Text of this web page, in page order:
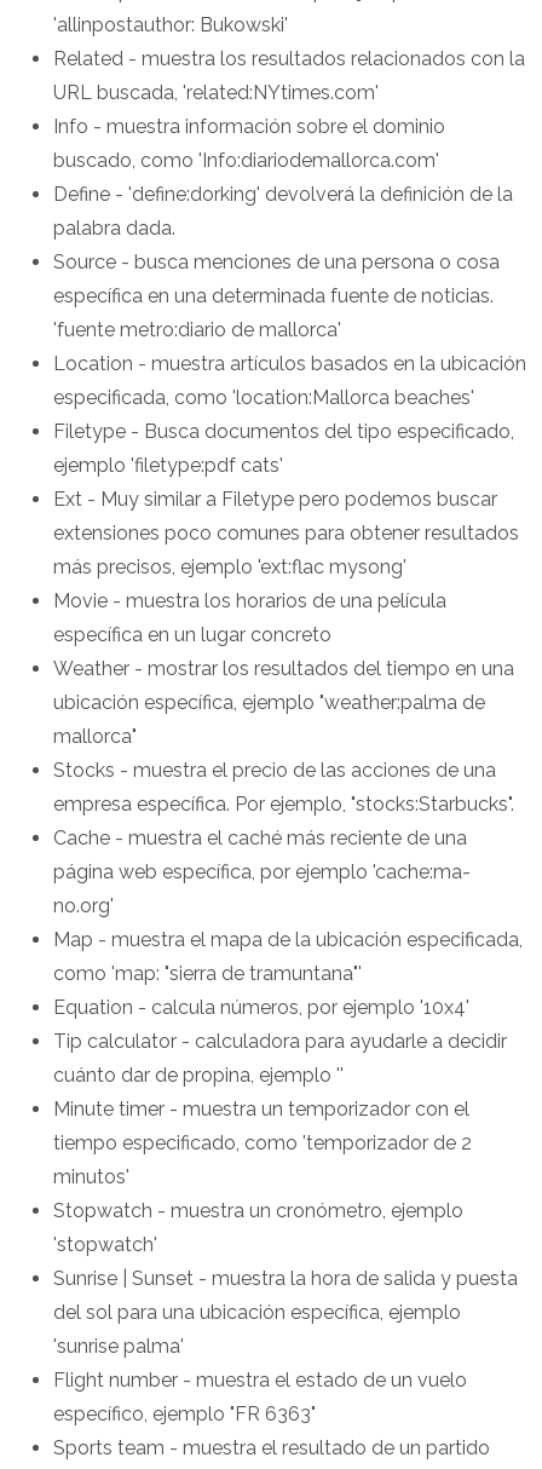
'allinpostauthor: Bukowski'
Related - muestra los resultados relacionados con la
URL buscada, 'related:NYtimes.com'
Info - muestra información sobre el dominio
buscado, como 'Info:diariodemallorca.com'
Define - 'define:dorking' devolverá la definición de la
palabra dada.
Source - busca menciones de una persona o cosa
específica en una determinada fuente de noticias.
'fuente metro:diario de mallorca'
Location - muestra artículos basados en la ubicación
especificada, como 'location:Mallorca beaches'
Filetype - Busca documentos del tipo especificado,
ejemplo 'filetype:pdf cats'
Ext - Muy similar a Filetype pero podemos buscar
extensiones poco comunes para obtener resultados
más precisos, ejemplo 'ext:flac mysong'
Movie - muestra los horarios de una película
específica en un lugar concreto
Weather - mostrar los resultados del tiempo en una
ubicación específica, ejemplo "weather:palma de
mallorca"
Stocks - muestra el precio de las acciones de una
empresa específica. Por ejemplo, "stocks:Starbucks".
Cache - muestra el caché más reciente de una
página web específica, por ejemplo 'cache:ma-
no.org'
Map - muestra el mapa de la ubicación especificada,
como 'map: "sierra de tramuntana"'
Equation - calcula números, por ejemplo '10x4'
Tip calculator - calculadora para ayudarle a decidir
cuánto dar de propina, ejemplo ''
Minute timer - muestra un temporizador con el
tiempo especificado, como 'temporizador de 2
minutos'
Stopwatch - muestra un cronómetro, ejemplo
'stopwatch'
Sunrise | Sunset - muestra la hora de salida y puesta
del sol para una ubicación específica, ejemplo
'sunrise palma'
Flight number - muestra el estado de un vuelo
específico, ejemplo "FR 6363"
Sports team - muestra el resultado de un partido